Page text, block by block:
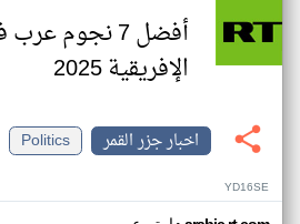
أفضل 7 نجوم
الإفريقية 2025
اخبار جزر القمر
Politics
YD16SE